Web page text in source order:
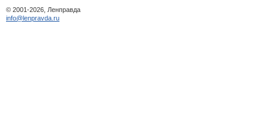
© 2001-2026, Ленправда
info@lenpravda.ru